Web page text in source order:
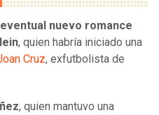
eventual nuevo romance
, quien habría iniciado una
Cruz, exfutbolista de
, quien mantuvo una